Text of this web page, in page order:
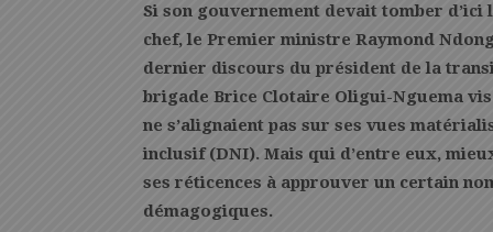
Si son gouvernement devait tomber d’ici
chef, le Premier ministre Raymond
dernier discours du président de la
brigade Brice Clotaire Oligui-Nguema
ne s’alignaient pas sur ses vues
inclusif (DNI). Mais qui d’entre eux,
ses réticences à approuver un certain
démagogiques.